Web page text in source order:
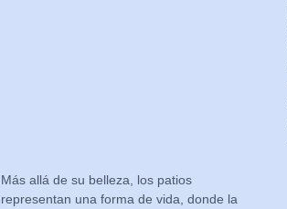
Más allá de su belleza, los patios
representan una forma de vida, donde la